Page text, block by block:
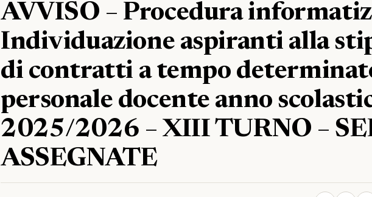
AVVISO – Procedura
Individuazione aspiranti alla
di contratti a tempo
personale docente anno
2025/2026 – XIII TURNO –
ASSEGNATE